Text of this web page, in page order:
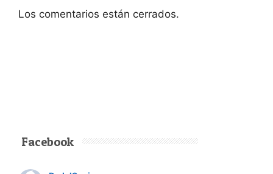
Los comentarios están cerrados.
Facebook